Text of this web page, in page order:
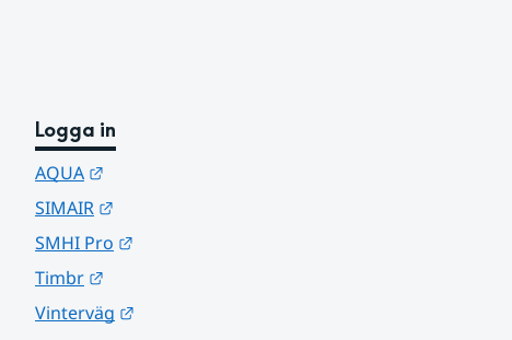
Logga in
AQUA
SIMAIR
SMHI Pro
Timbr
Vinterväg